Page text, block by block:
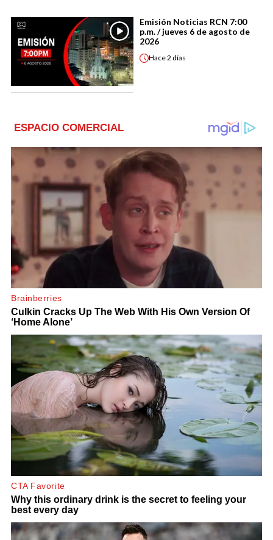
Emisión Noticias RCN 7:00
p.m. / jueves 6 de agosto de
2026
Hace2 días